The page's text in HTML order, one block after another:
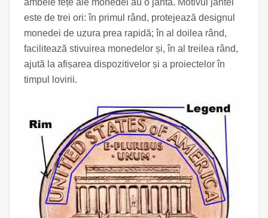
este de trei ori: în primul rând, protejează designul
monedei de uzura prea rapidă; în al doilea rând,
facilitează stivuirea monedelor și, în al treilea rând,
ajută la afișarea dispozitivelor și a proiectelor în
timpul lovirii.